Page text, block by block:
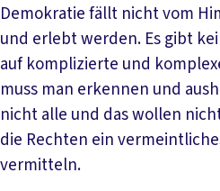
Demokratie fällt nicht vom
und erlebt werden. Es gibt
auf komplizierte und
muss man erkennen und
nicht alle und das wollen
die Rechten ein
vermitteln.